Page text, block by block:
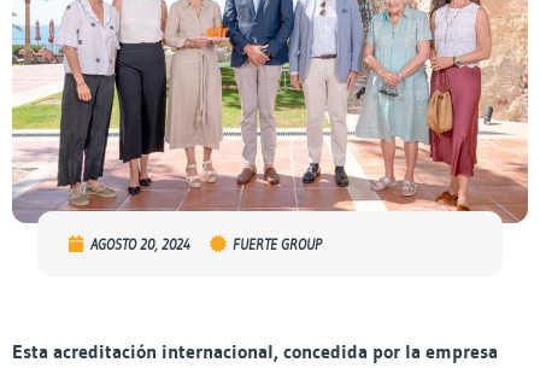
AGOSTO 20, 2024 FUERTE GROUP
Esta acreditación internacional, concedida por la empresa